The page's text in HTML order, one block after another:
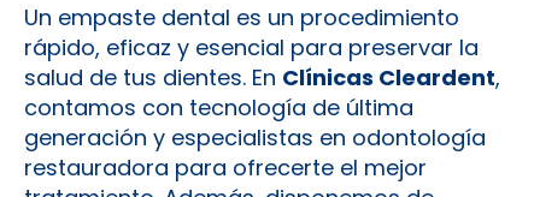
Un empaste dental es un procedimiento
rápido, eficaz y esencial para preservar la
salud de tus dientes. En Clínicas Cleardent,
contamos con tecnología de última
generación y especialistas en odontología
restauradora para ofrecerte el mejor